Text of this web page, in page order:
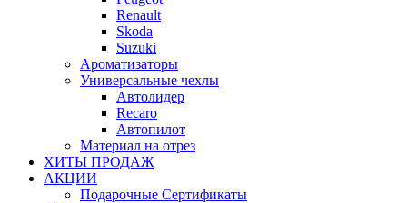
Renault
Skoda
Suzuki
Ароматизаторы
Универсальные чехлы
Автолидер
Recaro
Автопилот
Материал на отрез
ХИТЫ ПРОДАЖ
АКЦИИ
Подарочные Сертификаты